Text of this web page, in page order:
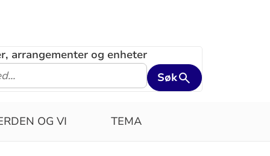
arrangementer og enheter
Søk
OG VI TEMA